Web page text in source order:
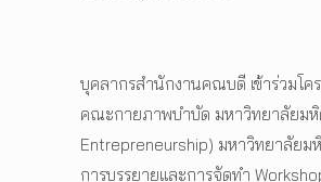
บุคลากรสำนักงานคณบดี เข้าร่วมโ
คณะกายภาพบำบัด มหาวิทยาลัยมหิ
Entrepreneurship) มหาวิทยาลัยม
การบรรยายและการจัดทำ